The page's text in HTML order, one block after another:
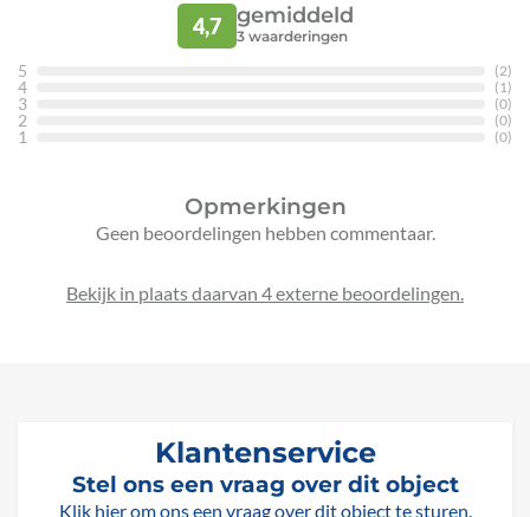
4,7 gemiddeld
3waarderingen
5 (2)
4 (1)
3 (0)
2 (0)
1 (0)
Opmerkingen
Geen beoordelingen hebben commentaar.
Bekijk in plaats daarvan 4 externe beoordelingen.
Klantenservice
Stel ons een vraag over dit object
Klik hier om ons een vraag over dit object te sturen.